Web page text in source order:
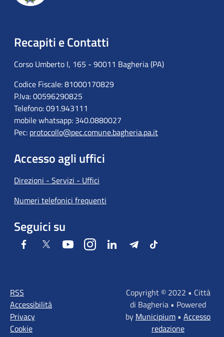
Recapiti e Contatti
Corso Umberto I, 165 - 90011 Bagheria (PA)
Codice Fiscale: 81000170829
P.Iva: 00596290825
Telefono: 091.943111
mobile whatsapp: 340.0880027
Pec: protocollo@pec.comune.bagheria.pa.it
Accesso agli uffici
Direzioni - Servizi - Uffici
Numeri telefonici frequenti
Seguici su
Facebook Twitter YoutubeInstagramLinkedIn TelegramTiktok
RSS
Accessibilità
Privacy
Cookie
Copyright © 2022 • Città
di Bagheria • Powered
by Municipium • Accesso
redazione